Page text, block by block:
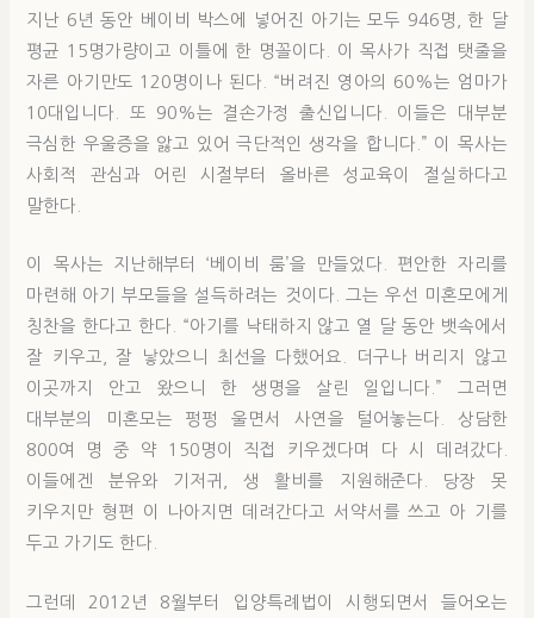
지난 6년 동안 베이비 박스에 넣어진 아기는 모두 946명, 한 달
평균 15명가량이고 이틀에 한 명꼴이다. 이 목사가 직접 탯줄을
자른 아기만도 120명이나 된다. “버려진 영아의 60%는 엄마가
10대입니다. 또 90%는 결손가정 출신입니다. 이들은 대부분
극심한 우울증을 앓고 있어 극단적인 생각을 합니다.” 이 목사는
사회적 관심과 어린 시절부터 올바른 성교육이 절실하다고
말한다.
이 목사는 지난해부터 ‘베이비 룸’을 만들었다. 편안한 자리를
마련해 아기 부모들을 설득하려는 것이다. 그는 우선 미혼모에게
칭찬을 한다고 한다. “아기를 낙태하지 않고 열 달 동안 뱃속에서
잘 키우고, 잘 낳았으니 최선을 다했어요. 더구나 버리지 않고
이곳까지 안고 왔으니 한 생명을 살린 일입니다.” 그러면
대부분의 미혼모는 펑펑 울면서 사연을 털어놓는다. 상담한
800여 명 중 약 150명이 직접 키우겠다며 다 시 데려갔다.
이들에겐 분유와 기저귀, 생 활비를 지원해준다. 당장 못
키우지만 형편 이 나아지면 데려간다고 서약서를 쓰고 아 기를
두고 가기도 한다.
그런데 2012년 8월부터 입양특례법이 시행되면서 들어오는